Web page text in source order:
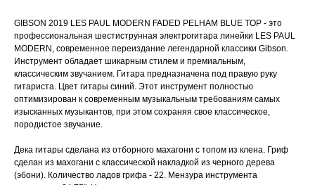
GIBSON 2019 LES PAUL MODERN FADED PELHAM BLUE TOP - это
профессиональная шестиструнная электрогитара линейки LES PAUL
MODERN, современное переиздание легендарной классики Gibson.
Инструмент обладает шикарным стилем и премиальным,
классическим звучанием. Гитара предназначена под правую руку
гитариста. Цвет гитары синий. Этот инструмент полностью
оптимизирован к современным музыкальным требованиям самых
изысканных музыкантов, при этом сохраняя свое классическое,
породистое звучание.
Дека гитары сделана из отборного махагони с топом из клена. Гриф
сделан из махогани с классической накладкой из черного дерева
(эбони). Количество ладов грифа - 22. Мензура инструмента